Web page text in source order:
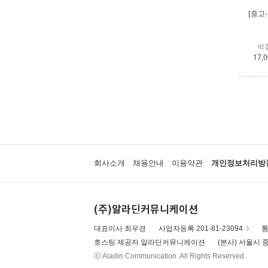
[중고
박
회사소개 채용안내 이용약관 개인정보처리방
(주)알라딘커뮤니케이션
대표이사 최우경 사업자등록 201-81-23094
호스팅 제공자 알라딘커뮤니케이션
(본사) 서울시
ⓒ Aladin Communication. All Rights Reserved.